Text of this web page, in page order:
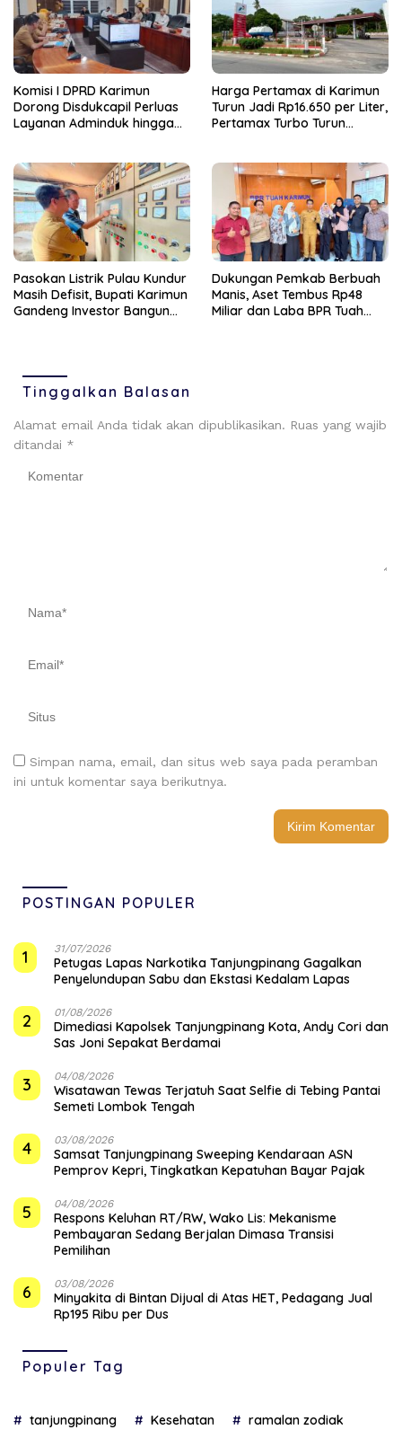
Komisi I DPRD Karimun
Dorong Disdukcapil Perluas
Layanan Adminduk hingga
Harga Pertamax di Karimun
Turun Jadi Rp16.650 per Liter,
Pertamax Turbo Turun
Pasokan Listrik Pulau Kundur
Masih Defisit, Bupati Karimun
Gandeng Investor Bangun
Dukungan Pemkab Berbuah
Manis, Aset Tembus Rp48
Miliar dan Laba BPR Tuah
Tinggalkan Balasan
Alamat email Anda tidak akan dipublikasikan. Ruas yang wajib
ditandai *
Simpan nama, email, dan situs web saya pada peramban
ini untuk komentar saya berikutnya.
POSTINGAN POPULER
1 31/07/2026
Petugas Lapas Narkotika Tanjungpinang Gagalkan
Penyelundupan Sabu dan Ekstasi Kedalam Lapas
2 01/08/2026
Dimediasi Kapolsek Tanjungpinang Kota, Andy Cori dan
Sas Joni Sepakat Berdamai
3 04/08/2026
Wisatawan Tewas Terjatuh Saat Selfie di Tebing Pantai
Semeti Lombok Tengah
4 03/08/2026
Samsat Tanjungpinang Sweeping Kendaraan ASN
Pemprov Kepri, Tingkatkan Kepatuhan Bayar Pajak
5 04/08/2026
‎Respons Keluhan RT/RW, Wako Lis: Mekanisme
Pembayaran Sedang Berjalan Dimasa Transisi
Pemilihan
6 03/08/2026
Minyakita di Bintan Dijual di Atas HET, Pedagang Jual
Rp195 Ribu per Dus
Populer Tag
tanjungpinang Kesehatan ramalan zodiak